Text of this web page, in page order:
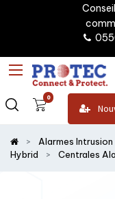
0
Alarmes Intrusion
Hybrid
Centrales